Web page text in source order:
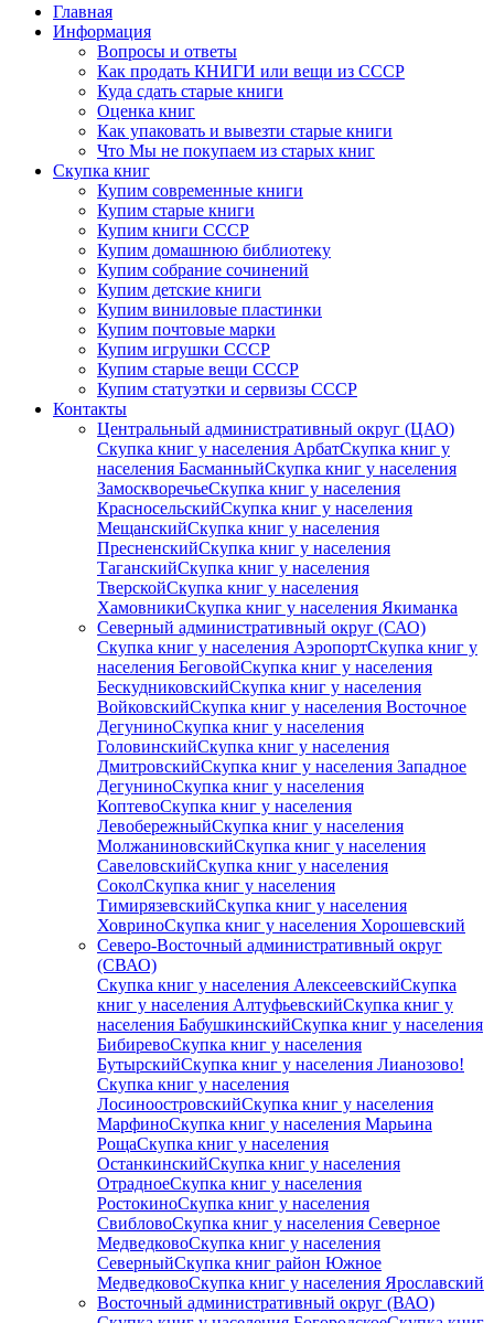
Главная
Информация
Вопросы и ответы
Как продать КНИГИ или вещи из СССР
Куда сдать старые книги
Оценка книг
Как упаковать и вывезти старые книги
Что Мы не покупаем из старых книг
Скупка книг
Купим современные книги
Купим старые книги
Купим книги СССР
Купим домашнюю библиотеку
Купим собрание сочинений
Купим детские книги
Купим виниловые пластинки
Купим почтовые марки
Купим игрушки СССР
Купим старые вещи СССР
Купим статуэтки и сервизы СССР
Контакты
Центральный административный округ (ЦАО)
Скупка книг у населения АрбатСкупка книг у
населения БасманныйСкупка книг у населения
ЗамоскворечьеСкупка книг у населения
КрасносельскийСкупка книг у населения
МещанскийСкупка книг у населения
ПресненскийСкупка книг у населения
ТаганскийСкупка книг у населения
ТверскойСкупка книг у населения
ХамовникиСкупка книг у населения Якиманка
Северный административный округ (САО)
Скупка книг у населения АэропортСкупка книг у
населения БеговойСкупка книг у населения
БескудниковскийСкупка книг у населения
ВойковскийСкупка книг у населения Восточное
ДегуниноСкупка книг у населения
ГоловинскийСкупка книг у населения
ДмитровскийСкупка книг у населения Западное
ДегуниноСкупка книг у населения
КоптевоСкупка книг у населения
ЛевобережныйСкупка книг у населения
МолжаниновскийСкупка книг у населения
СавеловскийСкупка книг у населения
СоколСкупка книг у населения
ТимирязевскийСкупка книг у населения
ХовриноСкупка книг у населения Хорошевский
Северо-Восточный административный округ
(СВАО)
Скупка книг у населения АлексеевскийСкупка
книг у населения АлтуфьевскийСкупка книг у
населения БабушкинскийСкупка книг у населения
БибиревоСкупка книг у населения
БутырскийСкупка книг у населения Лианозово!
Скупка книг у населения
ЛосиноостровскийСкупка книг у населения
МарфиноСкупка книг у населения Марьина
РощаСкупка книг у населения
ОстанкинскийСкупка книг у населения
ОтрадноеСкупка книг у населения
РостокиноСкупка книг у населения
СвибловоСкупка книг у населения Северное
МедведковоСкупка книг у населения
СеверныйСкупка книг район Южное
МедведковоСкупка книг у населения Ярославский
Восточный административный округ (ВАО)